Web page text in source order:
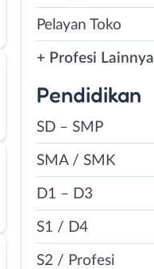
Pelayan Toko
+ Profesi Lainnya
Pendidikan
SD – SMP
SMA / SMK
D1 – D3
S1 / D4
S2 / Profesi